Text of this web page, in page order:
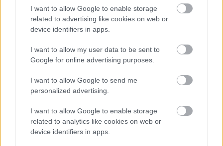
I want to allow Google to enable storage
related to advertising like cookies on web or
device identifiers in apps.
I want to allow my user data to be sent to
Google for online advertising purposes.
I want to allow Google to send me
personalized advertising.
I want to allow Google to enable storage
related to analytics like cookies on web or
device identifiers in apps.
persze nem jelenti azt, hogy köztük van az, akinek
odaígérték Jack Reacher szerepét.
Frances Neagly (Maria Sten) karakterére fókuszáló spin-
offban láthatunk Reacherként, de természetesen készül
a negyedik évad is.
Nem akarsz lemaradni semmiről?
Rengeteg hír és cikk vár rád, lehet, hogy éppen nem